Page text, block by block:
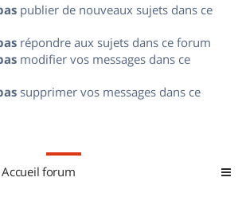
publier de nouveaux sujets dans ce
répondre aux sujets dans ce forum
modifier vos messages dans ce
supprimer vos messages dans ce
Accueil forum